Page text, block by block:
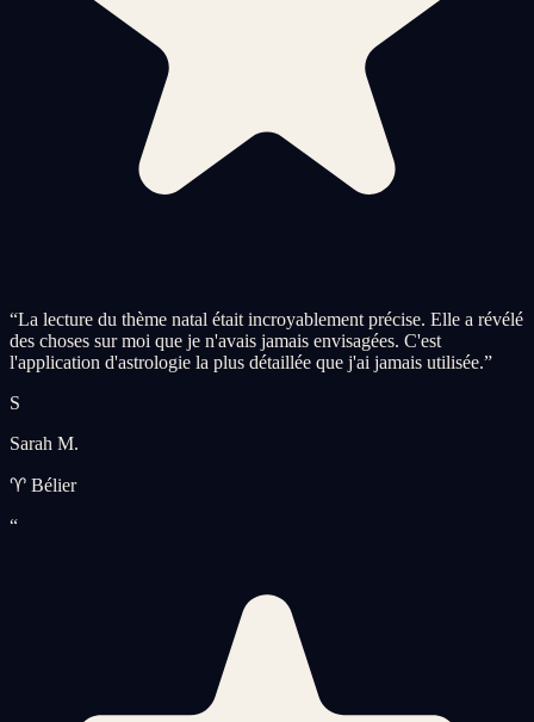
“La lecture du thème natal était incroyablement précise. Elle a révélé
des choses sur moi que je n'avais jamais envisagées. C'est
l'application d'astrologie la plus détaillée que j'ai jamais utilisée.”
S
Sarah M.
♈ Bélier
“